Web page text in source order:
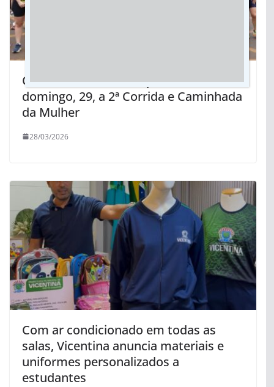
Câmara de Dourados promove no
domingo, 29, a 2ª Corrida e Caminhada
da Mulher
28/03/2026
Com ar condicionado em todas as
salas, Vicentina anuncia materiais e
uniformes personalizados a
estudantes